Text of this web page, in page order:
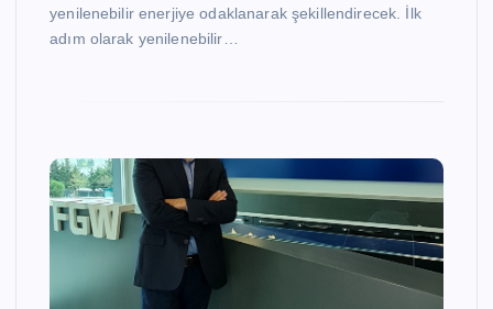
yenilenebilir enerjiye odaklanarak şekillendirecek. İlk
adım olarak yenilenebilir…